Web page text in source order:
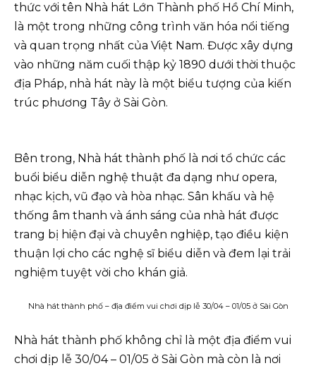
thức với tên Nhà hát Lớn Thành phố Hồ Chí Minh,
là một trong những công trình văn hóa nổi tiếng
và quan trọng nhất của Việt Nam. Được xây dựng
vào những năm cuối thập kỷ 1890 dưới thời thuộc
địa Pháp, nhà hát này là một biểu tượng của kiến
trúc phương Tây ở Sài Gòn.
Bên trong, Nhà hát thành phố là nơi tổ chức các
buổi biểu diễn nghệ thuật đa dạng như opera,
nhạc kịch, vũ đạo và hòa nhạc. Sân khấu và hệ
thống âm thanh và ánh sáng của nhà hát được
trang bị hiện đại và chuyên nghiệp, tạo điều kiện
thuận lợi cho các nghệ sĩ biểu diễn và đem lại trải
nghiệm tuyệt vời cho khán giả.
Nhà hát thành phố – địa điểm vui chơi dịp lễ 30/04 – 01/05 ở Sài Gòn
Nhà hát thành phố không chỉ là một địa điểm vui
chơi dịp lễ 30/04 – 01/05 ở Sài Gòn mà còn là nơi